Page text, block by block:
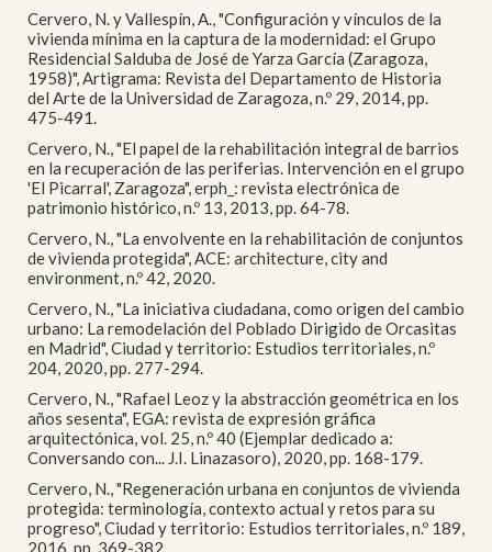
Cervero, N. y Vallespín, A., "Configuración y vínculos de la
vivienda mínima en la captura de la modernidad: el Grupo
Residencial Salduba de José de Yarza García (Zaragoza,
1958)", Artigrama: Revista del Departamento de Historia
del Arte de la Universidad de Zaragoza, n.º 29, 2014, pp.
475-491.
Cervero, N., "El papel de la rehabilitación integral de barrios
en la recuperación de las periferias. Intervención en el grupo
'El Picarral', Zaragoza", erph_: revista electrónica de
patrimonio histórico, n.º 13, 2013, pp. 64-78.
Cervero, N., "La envolvente en la rehabilitación de conjuntos
de vivienda protegida", ACE: architecture, city and
environment, n.º 42, 2020.
Cervero, N., "La iniciativa ciudadana, como origen del cambio
urbano: La remodelación del Poblado Dirigido de Orcasitas
en Madrid", Ciudad y territorio: Estudios territoriales, n.º
204, 2020, pp. 277-294.
Cervero, N., "Rafael Leoz y la abstracción geométrica en los
años sesenta", EGA: revista de expresión gráfica
arquitectónica, vol. 25, n.º 40 (Ejemplar dedicado a:
Conversando con... J.I. Linazasoro), 2020, pp. 168-179.
Cervero, N., "Regeneración urbana en conjuntos de vivienda
protegida: terminología, contexto actual y retos para su
progreso", Ciudad y territorio: Estudios territoriales, n.º 189,
2016, pp. 369-382.